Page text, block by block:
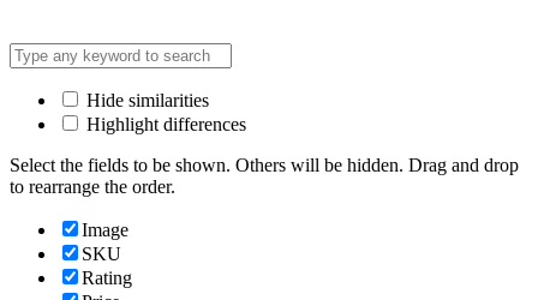
Hide similarities
Highlight differences
Select the fields to be shown. Others will be hidden. Drag and drop
to rearrange the order.
Image
SKU
Rating